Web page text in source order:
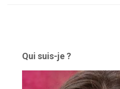
Qui suis-je ?